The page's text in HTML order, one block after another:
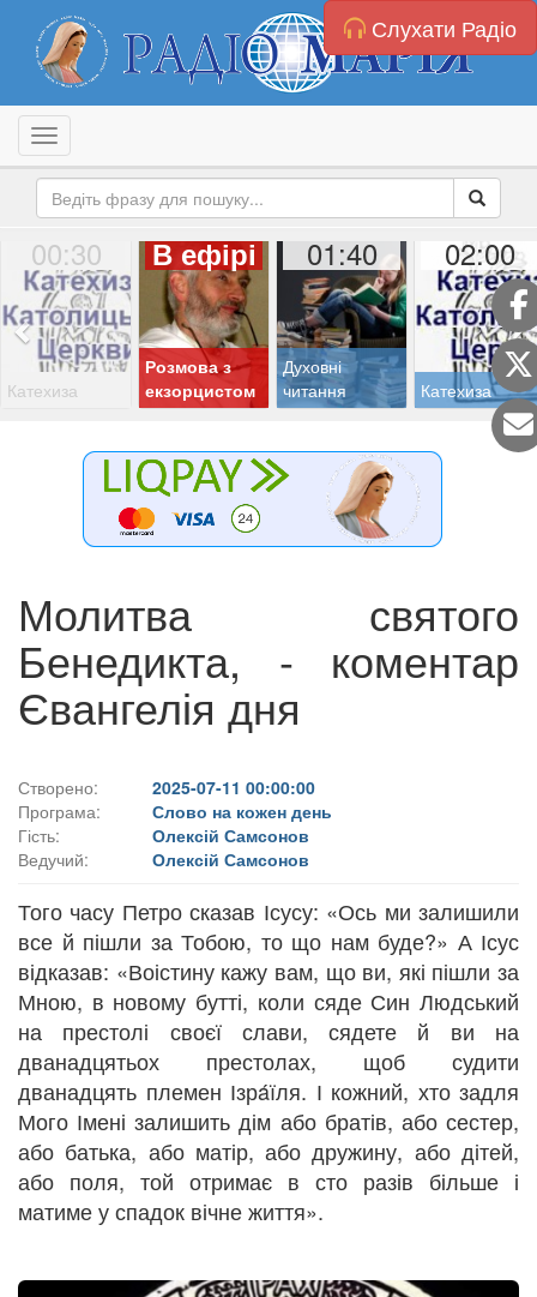
Слухати Радіо
Toggle navigation
00:30
Катехиза
В ефірі
Розмова з
екзорцистом
01:40
Духовні
читання
02:00
Катехиза
Молитва святого
Бенедикта, - коментар
Євангелія дня
Створено:
2025-07-11 00:00:00
Програма:
Слово на кожен день
Гість:
Олексій Самсонов
Ведучий:
Олексій Самсонов
Того часу Петро сказав Ісусу: «Ось ми залишили
все й пішли за Тобою, то що нам буде?» А Ісус
відказав: «Воістину кажу вам, що ви, які пішли за
Мною, в новому бутті, коли сяде Син Людський
на престолі своєї слави, сядете й ви на
дванадцятьох престолах, щоб судити
дванадцять племен Ізрáїля. І кожний, хто задля
Мого Імені залишить дім або братів, або сестер,
або батька, або матір, або дружину, або дітей,
або поля, той отримає в сто разів більше і
матиме у спадок вічне життя».